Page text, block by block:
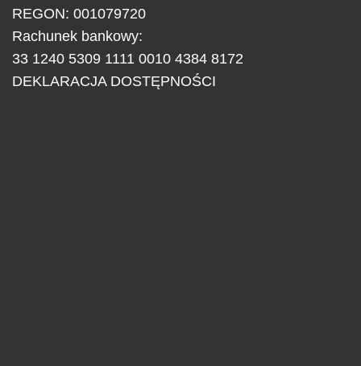
REGON: 001079720
Rachunek bankowy:
33 1240 5309 1111 0010 4384 8172
DEKLARACJA DOSTĘPNOŚCI